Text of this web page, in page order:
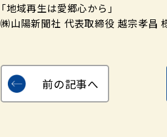
「地域再生は愛郷心から」
㈱山陽新聞社 代表取締役 越宗孝昌 様
前の記事へ